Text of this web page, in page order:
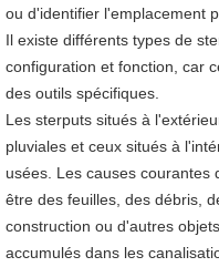
ou d'identifier l'emplacement
Il existe différents types de
configuration et fonction, car
des outils spécifiques.
Les sterputs situés à
pluviales et ceux situés à
usées. Les causes courantes
être des feuilles, des débris,
construction ou d'autres
accumulés dans les